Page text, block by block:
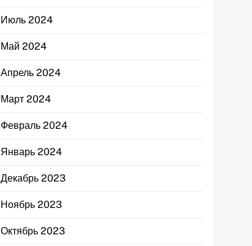
Июль 2024
Май 2024
Апрель 2024
Март 2024
Февраль 2024
Январь 2024
Декабрь 2023
Ноябрь 2023
Октябрь 2023